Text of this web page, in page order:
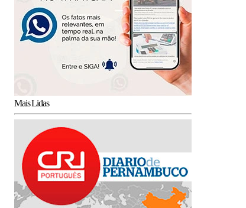
Mais Lidas